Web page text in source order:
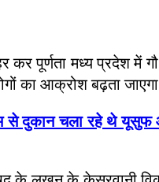
कर पूर्णता मध्य प्रदेश में
का आक्रोश बढ़ता
से दुकान चला रहे थे